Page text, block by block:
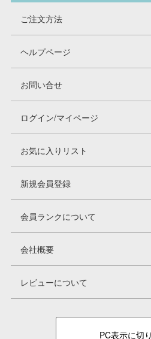
ご注文方法
ヘルプページ
お問い合せ
ログイン/マイページ
お気に入りリスト
新規会員登録
会員ランクについて
会社概要
レビューについて
PC表示に切